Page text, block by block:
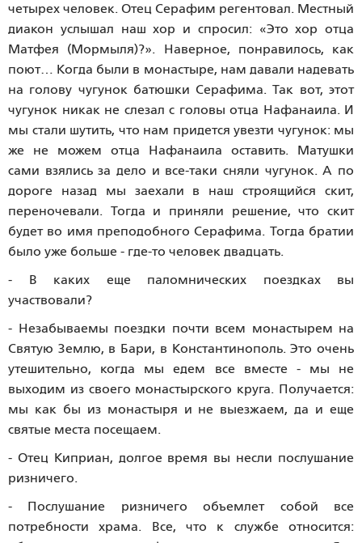
четырех человек. Отец Серафим регентовал. Местный
диакон услышал наш хор и спросил: «Это хор отца
Матфея (Мормыля)?». Наверное, понравилось, как
поют… Когда были в монастыре, нам давали надевать
на голову чугунок батюшки Серафима. Так вот, этот
чугунок никак не слезал с головы отца Нафанаила. И
мы стали шутить, что нам придется увезти чугунок: мы
же не можем отца Нафанаила оставить. Матушки
сами взялись за дело и все-таки сняли чугунок. А по
дороге назад мы заехали в наш строящийся скит,
переночевали. Тогда и приняли решение, что скит
будет во имя преподобного Серафима. Тогда братии
было уже больше - где-то человек двадцать.
- В каких еще паломнических поездках вы
участвовали?
- Незабываемы поездки почти всем монастырем на
Святую Землю, в Бари, в Константинополь. Это очень
утешительно, когда мы едем все вместе - мы не
выходим из своего монастырского круга. Получается:
мы как бы из монастыря и не выезжаем, да и еще
святые места посещаем.
- Отец Киприан, долгое время вы несли послушание
ризничего.
- Послушание ризничего объемлет собой все
потребности храма. Все, что к службе относится: